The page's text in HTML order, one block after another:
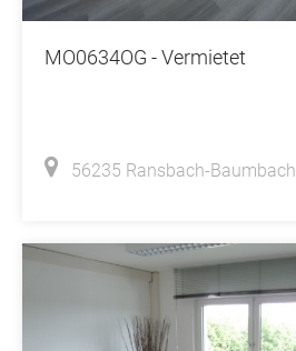
MO0634OG - Vermietet
56235 Ransbach-Baumbach